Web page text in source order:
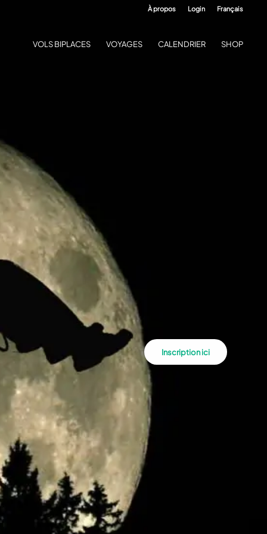
Inscription ici
À propos Login Français
VOLS BIPLACES VOYAGES CALENDRIER SHOP